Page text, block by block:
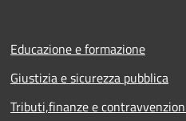
Educazione e formazione
Giustizia e sicurezza pubblica
Tributi,finanze e